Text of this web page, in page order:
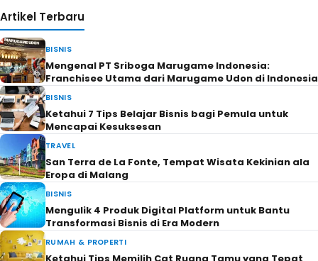
Artikel Terbaru
BISNIS
Mengenal PT Sriboga Marugame Indonesia:
Franchisee Utama dari Marugame Udon di Indonesia
BISNIS
Ketahui 7 Tips Belajar Bisnis bagi Pemula untuk
Mencapai Kesuksesan
TRAVEL
San Terra de La Fonte, Tempat Wisata Kekinian ala
Eropa di Malang
BISNIS
Mengulik 4 Produk Digital Platform untuk Bantu
Transformasi Bisnis di Era Modern
RUMAH & PROPERTI
Ketahui Tips Memilih Cat Ruang Tamu yang Tepat